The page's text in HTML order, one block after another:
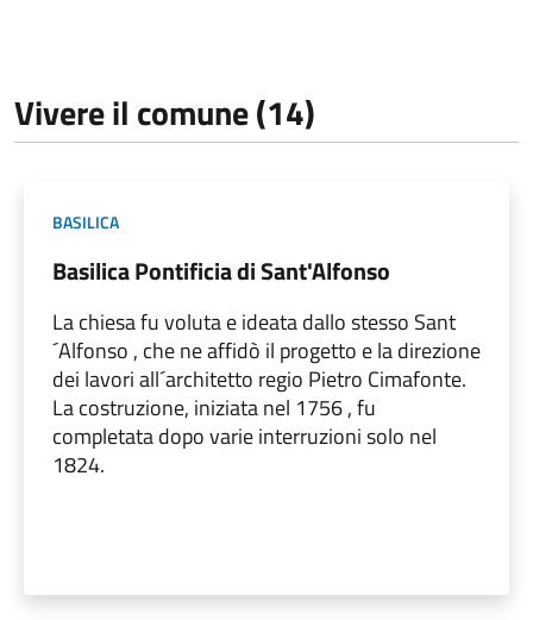
Vivere il comune (14)
BASILICA
Basilica Pontificia di Sant'Alfonso
La chiesa fu voluta e ideata dallo stesso Sant
´Alfonso , che ne affidò il progetto e la direzione
dei lavori all´architetto regio Pietro Cimafonte.
La costruzione, iniziata nel 1756 , fu
completata dopo varie interruzioni solo nel
1824.